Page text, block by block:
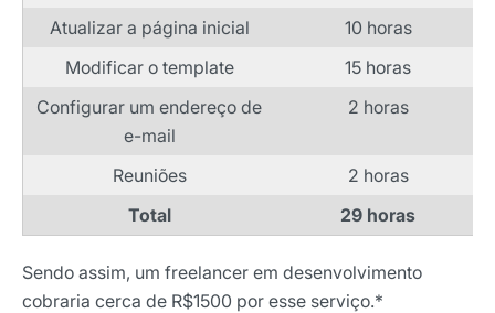
Atualizar a página inicial
10 horas
Modificar o template
15 horas
Configurar um endereço de
e-mail
2 horas
Reuniões
2 horas
Total
29 horas
Sendo assim, um freelancer em desenvolvimento
cobraria cerca de R$1500 por esse serviço.*